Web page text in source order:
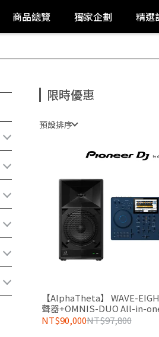
商品總覽 獨家企劃 精選
限時優惠
預設排序
【AlphaTheta】 WAVE-
聲器+OMNIS-DUO All-in-
統
NT$90,000NT$97,800